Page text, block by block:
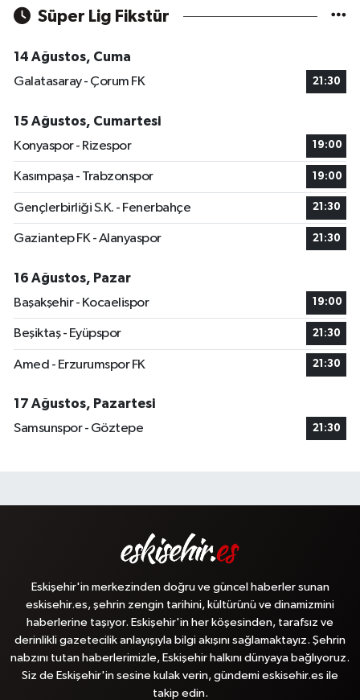
Süper Lig Fikstür
14 Ağustos, Cuma
Galatasaray - Çorum FK
21:30
15 Ağustos, Cumartesi
Konyaspor - Rizespor
19:00
Kasımpaşa - Trabzonspor 19:00
Gençlerbirliği S.K. - Fenerbahçe 21:30
Gaziantep FK - Alanyaspor 21:30
16 Ağustos, Pazar
Başakşehir - Kocaelispor
19:00
Beşiktaş - Eyüpspor 21:30
Amed - Erzurumspor FK 21:30
17 Ağustos, Pazartesi
Samsunspor - Göztepe
21:30
Eskişehir'in merkezinden doğru ve güncel haberler sunan
eskisehir.es, şehrin zengin tarihini, kültürünü ve dinamizmini
haberlerine taşıyor. Eskişehir'in her köşesinden, tarafsız ve
derinlikli gazetecilik anlayışıyla bilgi akışını sağlamaktayız. Şehrin
nabzını tutan haberlerimizle, Eskişehir halkını dünyaya bağlıyoruz.
Siz de Eskişehir'in sesine kulak verin, gündemi eskisehir.es ile
takip edin.